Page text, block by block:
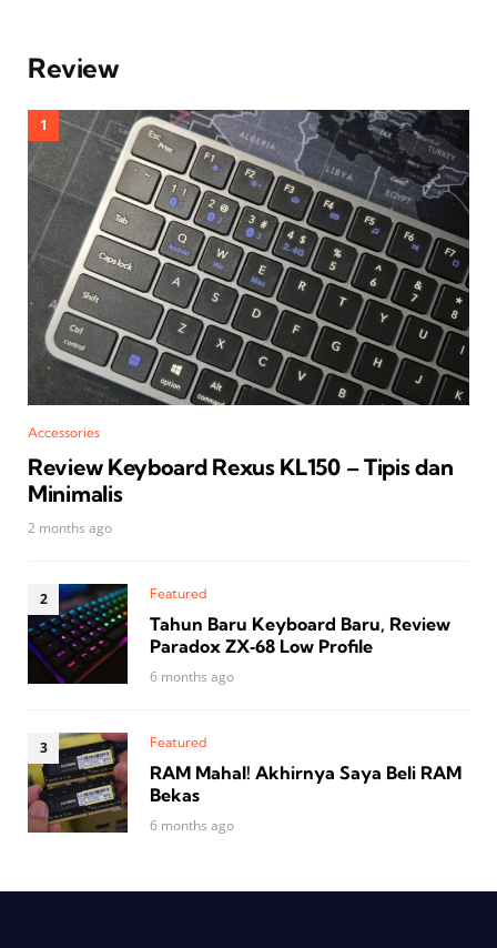
Review
Accessories
Review Keyboard Rexus KL150 – Tipis dan
Minimalis
2 months ago
Featured
Tahun Baru Keyboard Baru, Review
Paradox ZX‑68 Low Profile
6 months ago
Featured
RAM Mahal! Akhirnya Saya Beli RAM
Bekas
6 months ago